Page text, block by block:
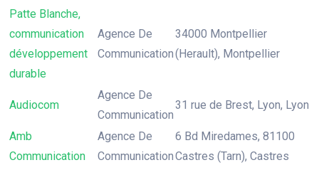
Patte Blanche,
communication
développement
durable
Agence De
Communication
34000 Montpellier
(Herault), Montpellier
Audiocom
Agence De
Communication
31 rue de Brest, Lyon, Lyon
Amb
Communication
Agence De
Communication
6 Bd Miredames, 81100
Castres (Tarn), Castres